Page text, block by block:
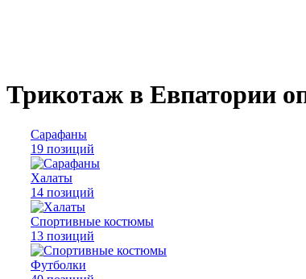
Трикотаж в Евпатории
Сарафаны
19 позиций
Халаты
14 позиций
Спортивные костюмы
13 позиций
Футболки